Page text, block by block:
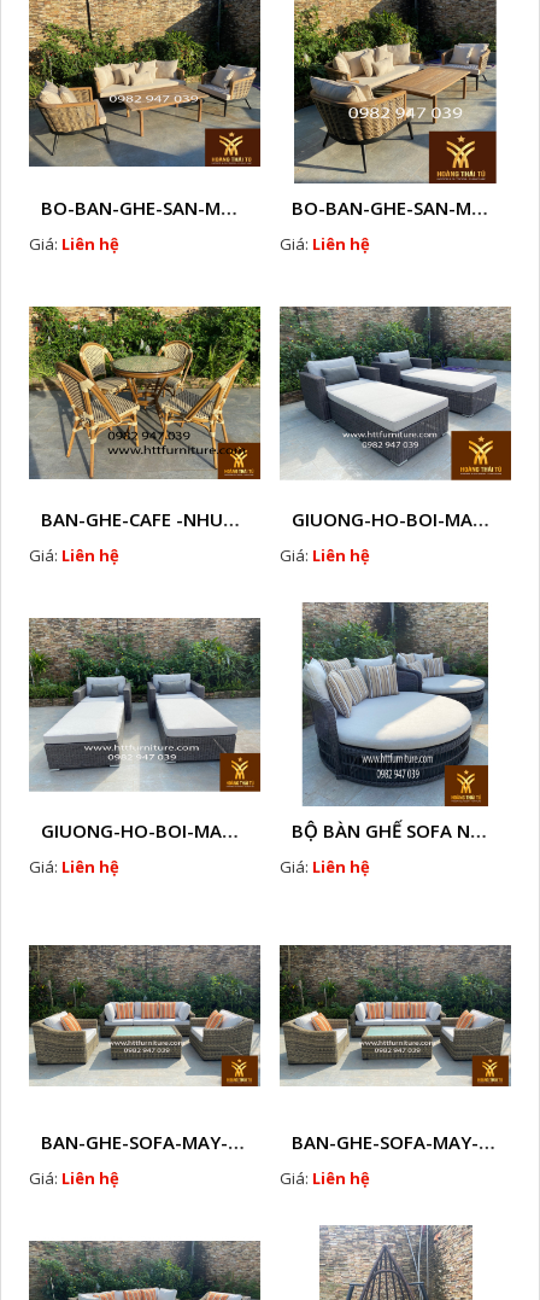
BO-BAN-GHE-SAN-MAY - J2 (2)
Giá: Liên hệ
BO-BAN-GHE-SAN-MAY - J2 (1)
Giá: Liên hệ
BAN-GHE-CAFE -NHUA GIA -MAY-9
Giá: Liên hệ
GIUONG-HO-BOI-MAY-NHUA - F3
Giá: Liên hệ
GIUONG-HO-BOI-MAY-NHUA - F2
Giá: Liên hệ
BỘ BÀN GHẾ SOFA NGOÀI TRỜI
Giá: Liên hệ
BAN-GHE-SOFA-MAY-NHUA-E1
Giá: Liên hệ
BAN-GHE-SOFA-MAY-NHUA-E1
Giá: Liên hệ